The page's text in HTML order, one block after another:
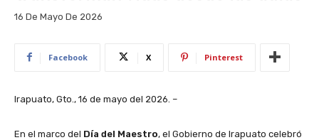
16 De Mayo De 2026
Facebook X Pinterest
Irapuato, Gto., 16 de mayo del 2026. –
En el marco del Día del Maestro, el Gobierno de Irapuato celebró